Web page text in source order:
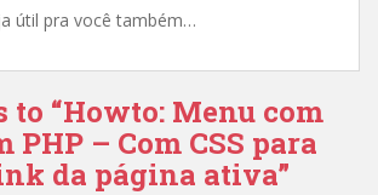
útil pra você também…
to “Howto: Menu com
PHP – Com CSS para
da página ativa”